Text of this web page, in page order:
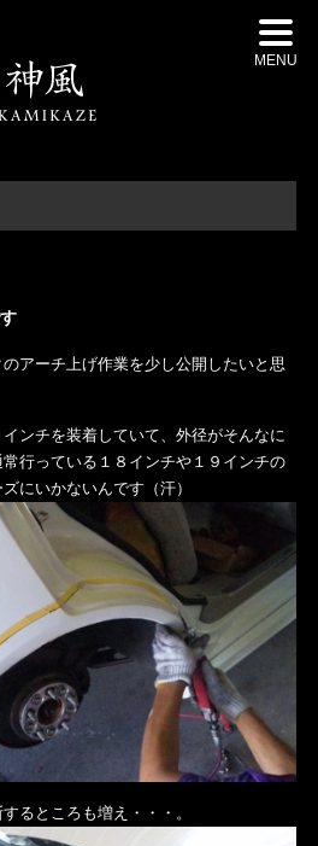
MENU
アーチ上げ作業を少し公開したいと思
ンチを装着していて、外径がそんなに
行っている１８インチや１９インチの
にいかないんです（汗）
るところも増え・・・。